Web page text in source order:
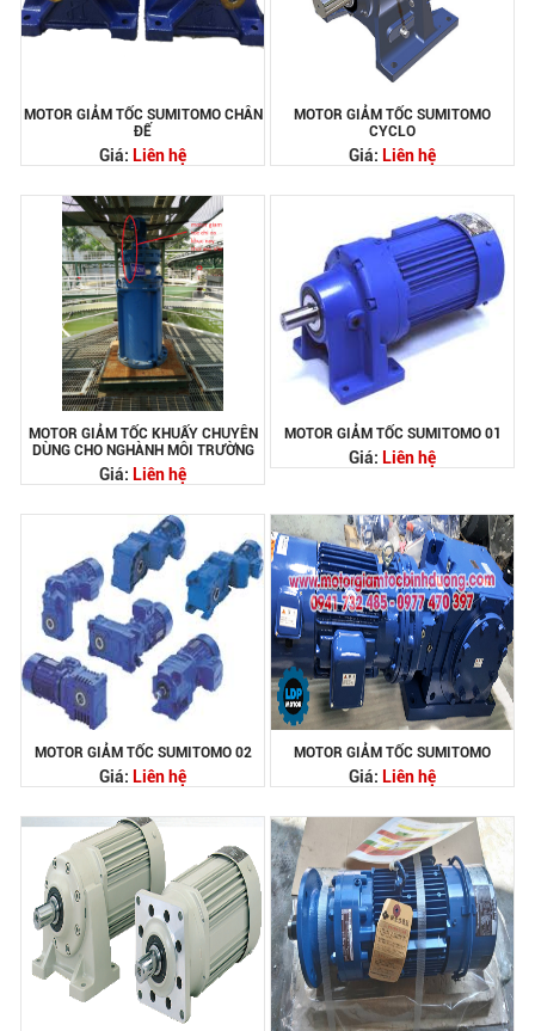
MOTOR GIẢM TỐC SUMITOMO CHÂN
ĐẾ
Giá: Liên hệ
MOTOR GIẢM TỐC SUMITOMO
CYCLO
Giá: Liên hệ
MOTOR GIẢM TỐC KHUẤY CHUYÊN
DÙNG CHO NGHÀNH MÔI TRƯỜNG
Giá: Liên hệ
MOTOR GIẢM TỐC SUMITOMO 01
Giá: Liên hệ
MOTOR GIẢM TỐC SUMITOMO 02
Giá: Liên hệ
MOTOR GIẢM TỐC SUMITOMO
Giá: Liên hệ